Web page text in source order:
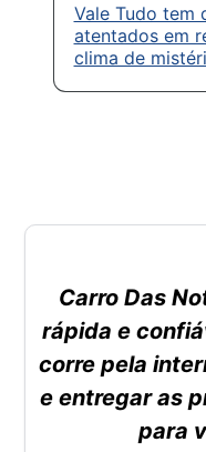
Vale Tudo tem
atentados em
clima de
Carro Das
rápida e
corre pela
e entregar as
para